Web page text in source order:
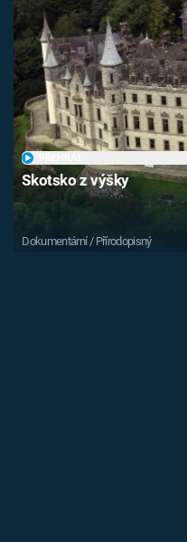
Skotsko z výšky
Dokumentární / Přírodopisný